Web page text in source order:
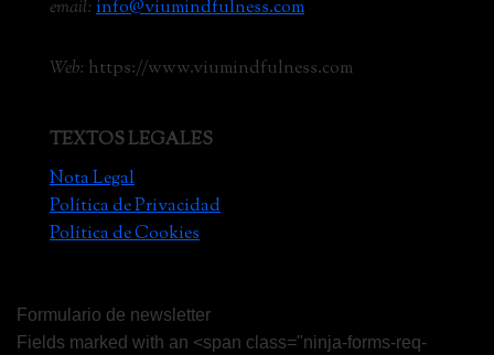
email: info@viumindfulness.com
Web: https://www.viumindfulness.com
TEXTOS LEGALES
Nota Legal
Política de Privacidad
Política de Cookies
Formulario de newsletter
Fields marked with an <span class="ninja-forms-req-